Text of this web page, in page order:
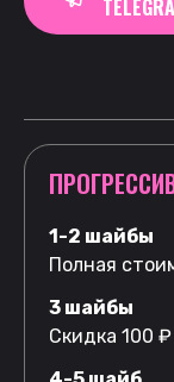
1-2 шайбы
Полная
3 шайбы
Скидка 100 ₽